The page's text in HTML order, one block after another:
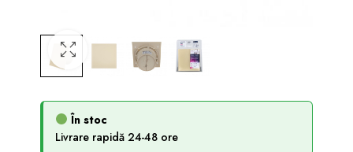
În stoc
Livrare rapidă 24-48 ore